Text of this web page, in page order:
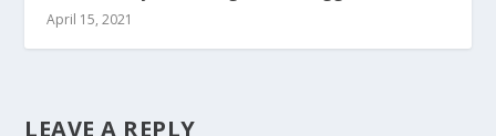
April 15, 2021
LEAVE A REPLY